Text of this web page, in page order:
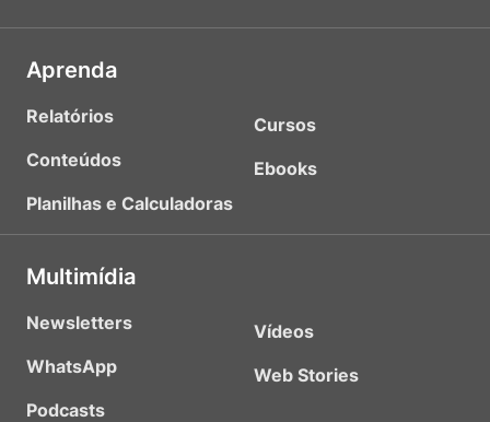
Aprenda
Relatórios
Conteúdos
Planilhas e Calculadoras
Cursos
Ebooks
Multimídia
Newsletters
WhatsApp
Podcasts
Vídeos
Web Stories